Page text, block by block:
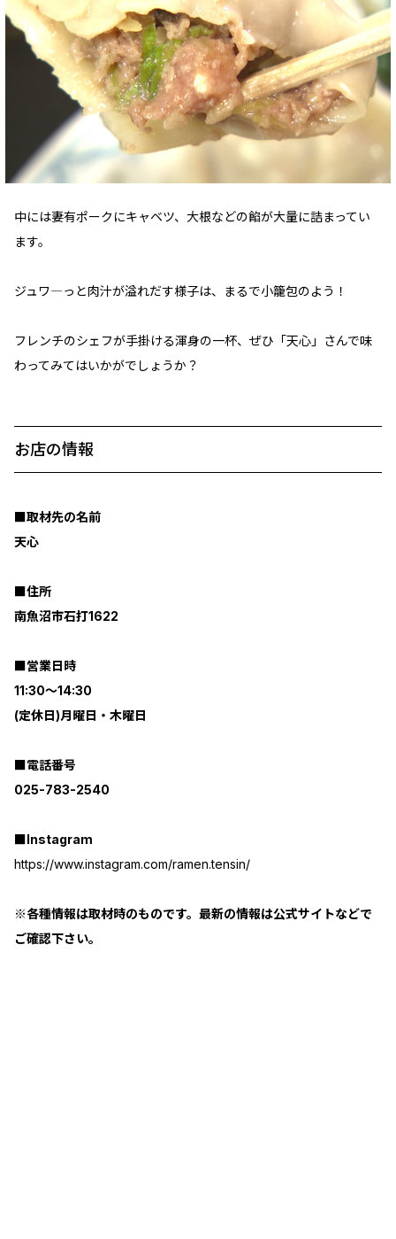
中には妻有ポークにキャベツ、大根などの餡が大量に詰まってい
ます。
ジュワ―っと肉汁が溢れだす様子は、まるで小籠包のよう！
フレンチのシェフが手掛ける渾身の一杯、ぜひ「天心」さんで味
わってみてはいかがでしょうか？
お店の情報
■取材先の名前
天心
■住所
南魚沼市石打1622
■営業日時
11:30～14:30
(定休日)月曜日・木曜日
■電話番号
025-783-2540
■Instagram
https://www.instagram.com/ramen.tensin/
※各種情報は取材時のものです。最新の情報は公式サイトなどで
ご確認下さい。